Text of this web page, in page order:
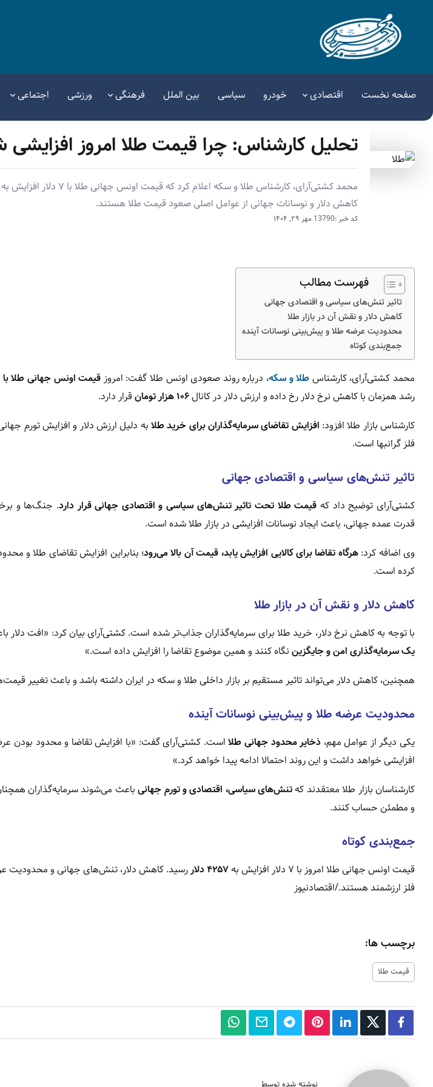
صفحه نخست اقتصادی خودرو سیاسی بین الملل فرهنگی ورزشی اجتماعی
تحلیل کارشناس: چرا قیمت طلا امروز
کاهش دلار و نوسانات جهانی از عوامل اصلی صعود قیمت طلا هستند.
کد خبر :13790 مهر ۲۹, ۱۴۰۴
فهرست مطالب
تاثیر تنش‌های سیاسی و اقتصادی جهانی
کاهش دلار و نقش آن در بازار طلا
محدودیت عرضه طلا و پیش‌بینی نوسانات آینده
جمع‌بندی کوتاه
محمد کشتی‌آرای، کارشناس طلا و سکه، درباره روند صعودی اونس طلا گفت: امروز قیمت اونس جهانی طلا با ۷ دلار افزایش به ۴۲۵۷ دلار رسید
رشد همزمان با کاهش نرخ دلار رخ داده و ارزش دلار در کانال۱۰۶ هزار تومان
قرار دارد.
کارشناس بازار طلا افزود: افزایش تقاضای سرمایه‌گذاران برای خرید طلا به دلیل ارزش دلار و افزایش تورم
فلز گرانبها است.
تاثیر تنش‌های سیاسی و اقتصادی جهانی
کشتی‌آرای توضیح داد که قیمت طلا تحت تاثیر تنش‌های سیاسی و اقتصادی جهانی قرار دارد. جنگ‌ها و
قدرت عمده جهانی، باعث ایجاد نوسانات افزایشی در بازار طلا شده است.
وی اضافه کرد:هرگاه تقاضا برای کالایی افزایش یابد، قیمت آن بالا می‌رود؛ بنابراین افزایش تقاضای طلا و
کرده است.
کاهش دلار و نقش آن در بازار طلا
با توجه به کاهش نرخ دلار، خرید طلا برای سرمایه‌گذاران جذاب‌تر شده است. کشتی‌آرای بیان کرد: «افت دلار
یک سرمایه‌گذاری امن و جایگزین نگاه کنند و همین موضوع تقاضا را افزایش داده است.»
همچنین، کاهش دلار می‌تواند تاثیر مستقیم بر بازار داخلی طلا و سکه در ایران داشته باشد و باعث تغییر
محدودیت عرضه طلا و پیش‌بینی نوسانات آینده
یکی دیگر از عوامل مهم، ذخایر محدود جهانی طلااست. کشتی‌آرای گفت: «با افزایش تقاضا و محدود بودن
افزایشی خواهد داشت و این روند احتمالا ادامه پیدا خواهد کرد.»
کارشناسان بازار طلا معتقدند کهتنش‌های سیاسی، اقتصادی و تورم جهانیباعث می‌شوند سرمایه‌گذاران
و مطمئن حساب کنند.
جمع‌بندی کوتاه
قیمت اونس جهانی طلا امروز با ۷ دلار افزایش به ۴۲۵۷ دلار
رسید. کاهش دلار، تنش‌های جهانی و محدودیت
فلز ارزشمند هستند./اقتصادنیوز
برچسب ها:
قیمت طلا